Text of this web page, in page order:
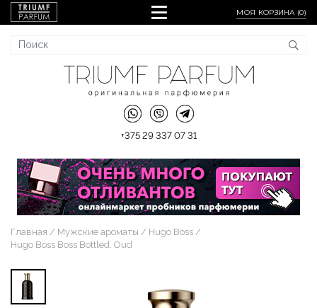
МОЯ КОРЗИНА (0)
+375 29 337 07 31
Главная Мужские ароматы
Hugo Boss
Hugo Boss Boss Bottled. Oud